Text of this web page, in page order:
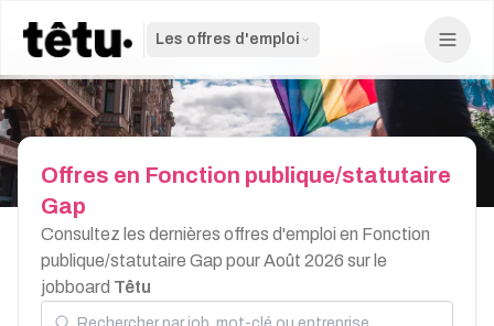
Les offres d'emploi
Offres en Fonction publique/statutaire
Gap
Consultez les dernières offres d'emploi en Fonction
publique/statutaire Gap pour Août 2026 sur le
jobboard Têtu
Rechercher par job, mot-clé ou entreprise